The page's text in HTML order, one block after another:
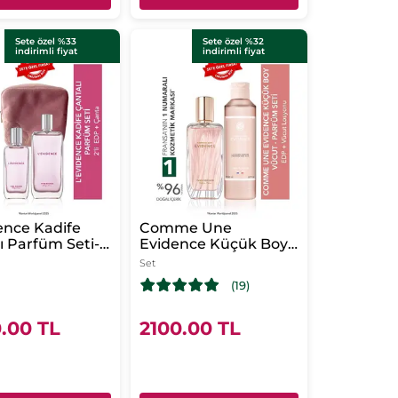
Sete özel %33
indirimli fiyat
Kadife
Parfüm Seti-
ml & EDT 50
TL
Sete özel %32
indirimli fiyat
Comme Une
Evidence Küçük Boy
Vücut - Parfüm Seti-
EDP 50 ml &Vücut
Losyonu 200 ml
Set
(19)
2100.00 TL